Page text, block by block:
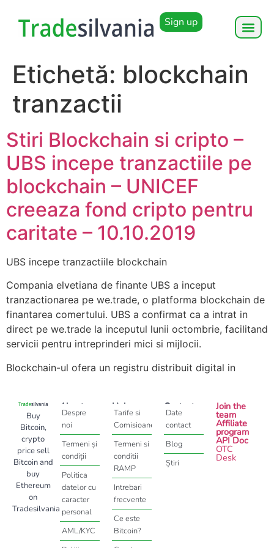
Sign up
Etichetă: blockchain
tranzactii
Stiri Blockchain si cripto –
UBS incepe tranzactiile pe
blockchain – UNICEF
creeaza fond cripto pentru
caritate – 10.10.2019
UBS incepe tranzactiile blockchain
Compania elvetiana de finante UBS a inceput
tranzactionarea pe we.trade, o platforma blockchain de
finantarea comertului. UBS a confirmat ca a intrat in
direct pe we.trade la inceputul lunii octombrie, facilitand
servicii pentru intreprinderi mici si mijlocii.
Blockchain-ul ofera un registru distribuit digital in
Buy
Bitcoin,
crypto
price sell
Bitcoin and
buy
Ethereum
on
Tradesilvania
About
Despre
noi
Termeni și
condiții
Politica
datelor cu
caracter
personal
AML/KYC
Help
Tarife si
Comisioane
Termeni si
conditii
RAMP
Intrebari
frecvente
Ce este
Bitcoin?
Contact
Date
contact
Blog
Știri
Join the
team
Affiliate
program
API Doc
OTC
Desk